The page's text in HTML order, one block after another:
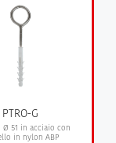
PTRO-G
Ø 51 in acciaio con
in nylon ABP